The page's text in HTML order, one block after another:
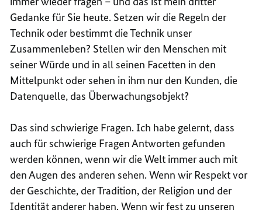
Gedanke für Sie heute. Setzen wir die Regeln der
Technik oder bestimmt die Technik unser
Zusammenleben? Stellen wir den Menschen mit
seiner Würde und in all seinen Facetten in den
Mittelpunkt oder sehen in ihm nur den Kunden, die
Datenquelle, das Überwachungsobjekt?
Das sind schwierige Fragen. Ich habe gelernt, dass
auch für schwierige Fragen Antworten gefunden
werden können, wenn wir die Welt immer auch mit
den Augen des anderen sehen. Wenn wir Respekt vor
der Geschichte, der Tradition, der Religion und der
Identität anderer haben. Wenn wir fest zu unseren